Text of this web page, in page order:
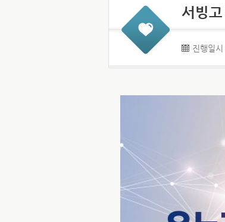
서빙
진행일